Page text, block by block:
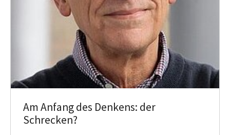
Am Anfang des Denkens: der
Schrecken?